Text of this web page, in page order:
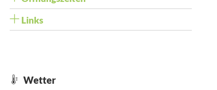
Links
Wetter